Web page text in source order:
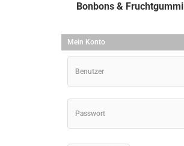
Bonbons & Fruchtgummi
Mein Konto